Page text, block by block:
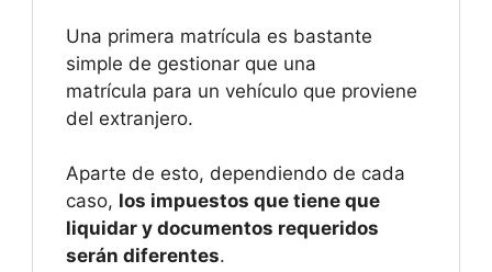
Una primera matrícula es bastante
simple de gestionar que una
matrícula para un vehículo que proviene
del extranjero.
Aparte de esto, dependiendo de cada
caso, los impuestos que tiene que
liquidar y documentos requeridos
serán diferentes.